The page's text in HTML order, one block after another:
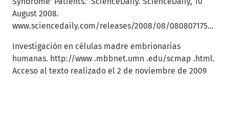
August 2008.
www.sciencedaily.com/releases/2008/08/080807175438.htm
Investigación en células madre embrionarias
humanas. http://www .mbbnet.umn .edu/scmap .html.
Acceso al texto realizado el 2 de noviembre de 2009